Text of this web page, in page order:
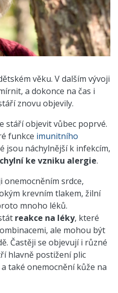
věku. V dalším vývoji
a dokonce na čas i
znovu objevily.
stáří objevit vůbec poprvé.
funkce imunitního
jsou náchylnější k infekcím,
ke vzniku alergie.
srdce,
krevním tlakem, žilní
mnoho léků.
reakce na léky, které
ale mohou být
Častěji se objevují i různé
hlavně postižení plic
a také onemocnění kůže na